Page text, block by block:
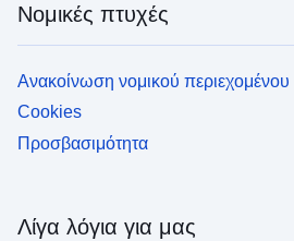
Νομικές πτυχές
Ανακοίνωση νομικού περιεχομένου
Cookies
Προσβασιμότητα
Λίγα λόγια για μας